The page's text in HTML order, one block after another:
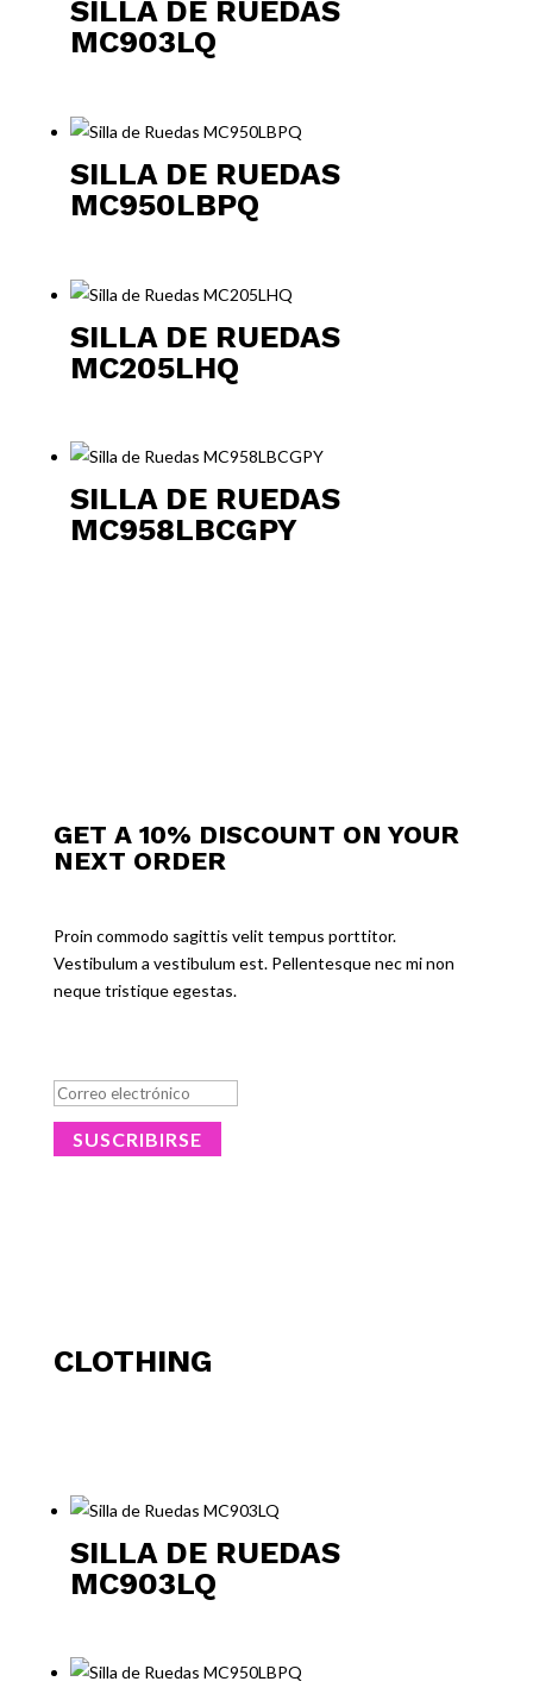
SILLA DE RUEDAS
MC903LQ
SILLA DE RUEDAS
MC950LBPQ
SILLA DE RUEDAS
MC205LHQ
SILLA DE RUEDAS
MC958LBCGPY
GET A 10% DISCOUNT ON YOUR
NEXT ORDER
Proin commodo sagittis velit tempus porttitor.
Vestibulum a vestibulum est. Pellentesque nec mi non
neque tristique egestas.
SUSCRIBIRSE
CLOTHING
SILLA DE RUEDAS
MC903LQ